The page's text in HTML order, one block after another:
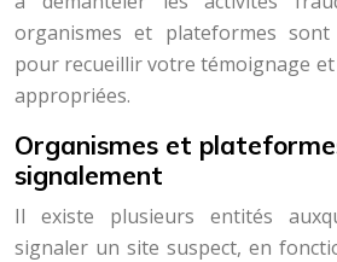
organismes et plateformes
pour recueillir votre témoignage
appropriées.
Organismes et
signalement
Il existe plusieurs entités
signaler un site suspect, en